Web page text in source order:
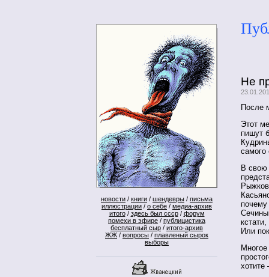
новости / книги / шендевры / письма
иллюстрации / о себе / медиа-архив
итого/ здесь был ссср/ форум
помехи в эфире / публицистика
бесплатный сыр / итого-архив
ЖЖ / вопросы / плавленый сырок
выборы
Не
После
Этот
пишут
самого
В свою
Или
хотите